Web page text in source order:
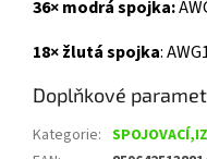
36× modrá spojka:
18× žlutá spojka:
Doplňkové
Kategorie: